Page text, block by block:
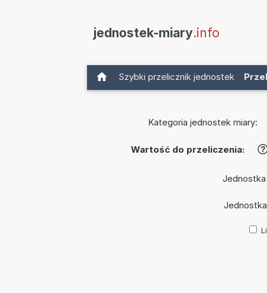
jednostek-miary.info
Szybki przelicznik jednostek
Kategoria jednostek miary:
Wartość do przeliczenia: ?